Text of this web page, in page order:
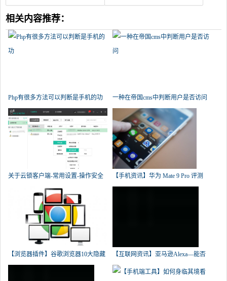
相关内容推荐：
Php有很多方法可以判断是手机的功 一种在帝国cms中判断用户是否访问
关于云锁客户端-常用设置-操作安全 【手机资讯】华为 Mate 9 Pro 评测
【浏览器插件】谷歌浏览器10大隐藏 【互联网资讯】亚马逊Alexa—能否